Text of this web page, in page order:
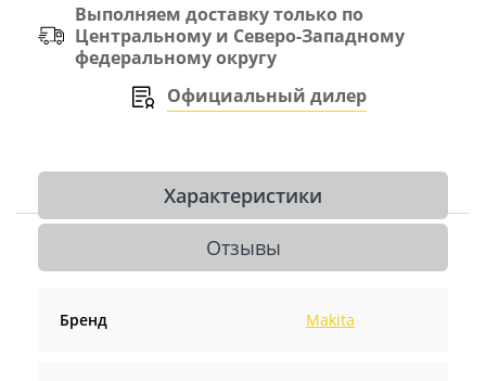
Выполняем доставку только по
Центральному и Северо-Западному
федеральному округу
Официальный дилер
Характеристики
Отзывы
Бренд Makita